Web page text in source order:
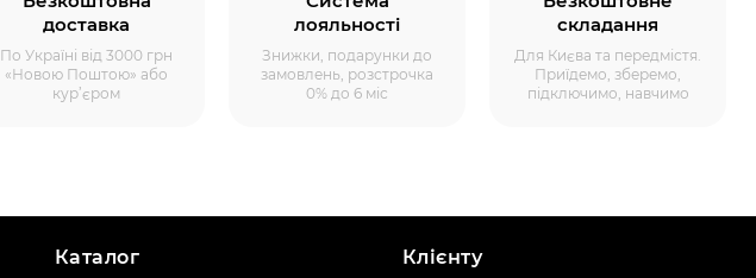
доставка
По Україні від 3000 грн
«Новою Поштою» або
кур’єром
лояльності
Знижки, подарунки до
замовлень, розстрочка
0% до 6 міс
складання
Для Києва та передмістя.
Приїдемо, зберемо,
підключимо, навчимо
Каталог
Клієнту